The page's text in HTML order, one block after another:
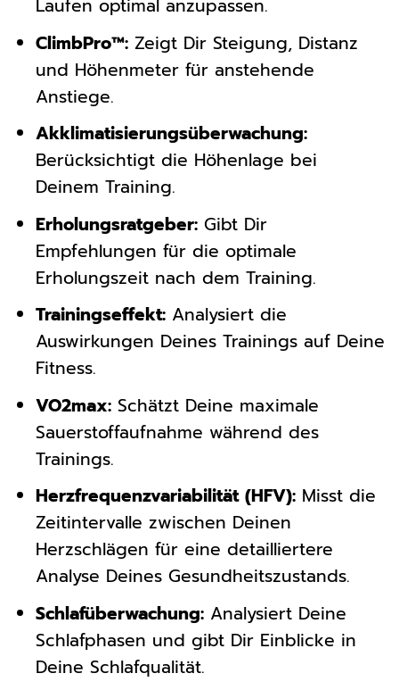
Laufen optimal anzupassen.
ClimbPro™:Zeigt Dir Steigung, Distanz
und Höhenmeter für anstehende
Anstiege.
Akklimatisierungsüberwachung:
Berücksichtigt die Höhenlage bei
Deinem Training.
Erholungsratgeber:Gibt Dir
Empfehlungen für die optimale
Erholungszeit nach dem Training.
Trainingseffekt:Analysiert die
Auswirkungen Deines Trainings auf Deine
Fitness.
VO2max:Schätzt Deine maximale
Sauerstoffaufnahme während des
Trainings.
Herzfrequenzvariabilität (HFV):Misst die
Zeitintervalle zwischen Deinen
Herzschlägen für eine detailliertere
Analyse Deines Gesundheitszustands.
Schlafüberwachung:Analysiert Deine
Schlafphasen und gibt Dir Einblicke in
Deine Schlafqualität.